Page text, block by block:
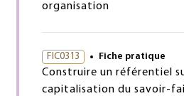
organisation
FIC0313 Fiche pratique
Construire un référentiel
capitalisation du savoir-